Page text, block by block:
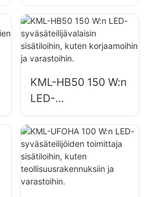
syväsäteilijävalaisin
sisätilojen
valaistukseen
tehtaissa,
KML-HB50 150 W:n
LED-
syväsäteilijävalaisin
sisätiloihin, kuten
korjaamoihin ja
varastoihin.